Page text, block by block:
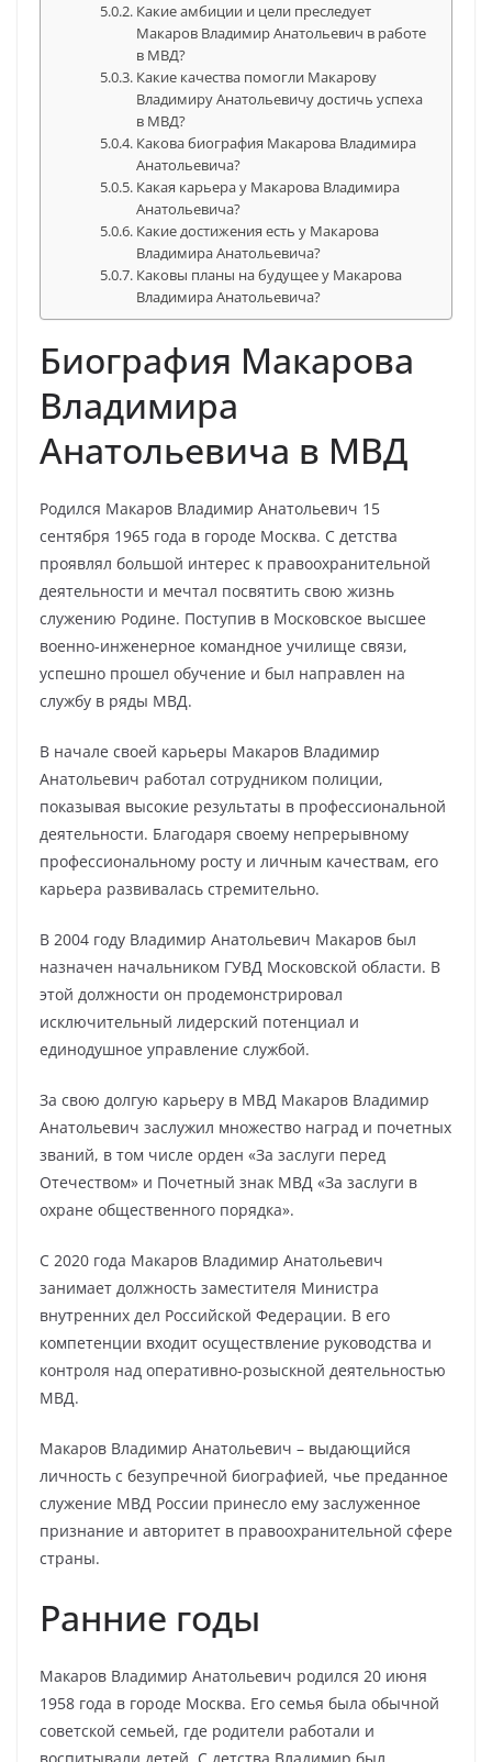
Какие амбиции и цели преследует
Макаров Владимир Анатольевич в работе
в МВД?
Какие качества помогли Макарову
Владимиру Анатольевичу достичь успеха
в МВД?
Какова биография Макарова Владимира
Анатольевича?
Какая карьера у Макарова Владимира
Анатольевича?
Какие достижения есть у Макарова
Владимира Анатольевича?
Каковы планы на будущее у Макарова
Владимира Анатольевича?
Биография Макарова
Владимира
Анатольевича в МВД
Родился Макаров Владимир Анатольевич 15
сентября 1965 года в городе Москва. С детства
проявлял большой интерес к правоохранительной
деятельности и мечтал посвятить свою жизнь
служению Родине. Поступив в Московское высшее
военно-инженерное командное училище связи,
успешно прошел обучение и был направлен на
службу в ряды МВД.
В начале своей карьеры Макаров Владимир
Анатольевич работал сотрудником полиции,
показывая высокие результаты в профессиональной
деятельности. Благодаря своему непрерывному
профессиональному росту и личным качествам, его
карьера развивалась стремительно.
В 2004 году Владимир Анатольевич Макаров был
назначен начальником ГУВД Московской области. В
этой должности он продемонстрировал
исключительный лидерский потенциал и
единодушное управление службой.
За свою долгую карьеру в МВД Макаров Владимир
Анатольевич заслужил множество наград и почетных
званий, в том числе орден «За заслуги перед
Отечеством» и Почетный знак МВД «За заслуги в
охране общественного порядка».
С 2020 года Макаров Владимир Анатольевич
занимает должность заместителя Министра
внутренних дел Российской Федерации. В его
компетенции входит осуществление руководства и
контроля над оперативно-розыскной деятельностью
МВД.
Макаров Владимир Анатольевич – выдающийся
личность с безупречной биографией, чье преданное
служение МВД России принесло ему заслуженное
признание и авторитет в правоохранительной сфере
страны.
Ранние годы
Макаров Владимир Анатольевич родился 20 июня
1958 года в городе Москва. Его семья была обычной
советской семьей, где родители работали и